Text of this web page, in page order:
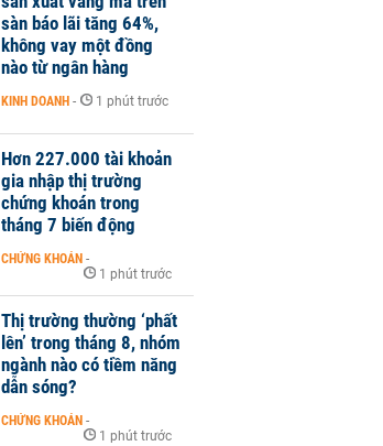
sàn báo lãi tăng 64%,
không vay một đồng
nào từ ngân hàng
KINH DOANH - 1 phút trước
Hơn 227.000 tài khoản
gia nhập thị trường
chứng khoán trong
tháng 7 biến động
CHỨNG KHOÁN -
1 phút trước
Thị trường thường ‘phất
lên’ trong tháng 8, nhóm
ngành nào có tiềm năng
dẫn sóng?
CHỨNG KHOÁN -
1 phút trước